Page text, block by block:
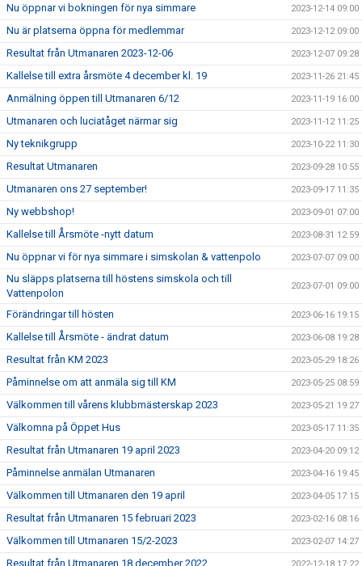
Nu öppnar vi bokningen för nya simmare 2023-12-14 09:00
Nu är platserna öppna för medlemmar 2023-12-12 09:00
Resultat från Utmanaren 2023-12-06 2023-12-07 09:28
Kallelse till extra årsmöte 4 december kl. 19 2023-11-26 21:45
Anmälning öppen till Utmanaren 6/12 2023-11-19 16:00
Utmanaren och luciatåget närmar sig 2023-11-12 11:25
Ny teknikgrupp 2023-10-22 11:30
Resultat Utmanaren 2023-09-28 10:55
Utmanaren ons 27 september! 2023-09-17 11:35
Ny webbshop! 2023-09-01 07:00
Kallelse till Årsmöte -nytt datum 2023-08-31 12:59
Nu öppnar vi för nya simmare i simskolan & vattenpolo 2023-07-07 09:00
Nu släpps platserna till höstens simskola och till
Vattenpolon
2023-07-01 09:00
Förändringar till hösten 2023-06-16 19:15
Kallelse till Årsmöte - ändrat datum 2023-06-08 19:28
Resultat från KM 2023 2023-05-29 18:26
Påminnelse om att anmäla sig till KM 2023-05-25 08:59
Välkommen till vårens klubbmästerskap 2023 2023-05-21 19:27
Välkomna på Öppet Hus 2023-05-17 11:35
Resultat från Utmanaren 19 april 2023 2023-04-20 09:12
Påminnelse anmälan Utmanaren 2023-04-16 19:45
Välkommen till Utmanaren den 19 april 2023-04-05 17:15
Resultat från Utmanaren 15 februari 2023 2023-02-16 08:16
Välkommen till Utmanaren 15/2-2023 2023-02-07 14:27
Resultat från Utmanaren 18 december 2022